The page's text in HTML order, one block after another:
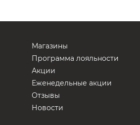
Магазины
Программа лояльности
Акции
Еженедельные акции
Отзывы
Новости